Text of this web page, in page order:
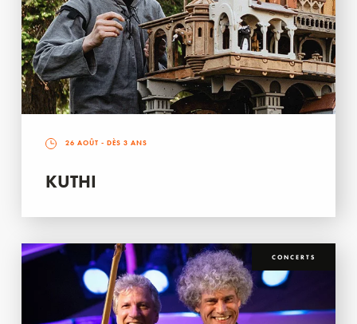
26 AOÛT - DÈS 3 ANS
KUTHI
CONCERTS